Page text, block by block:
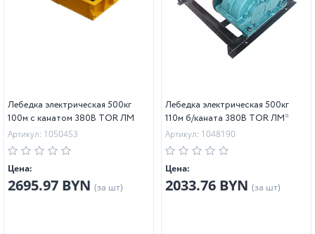
Лебедка электрическая 500кг
100м с канатом 380В TOR ЛМ
Артикул: 1050453
Цена:
2695.97 BYN (за шт)
Лебедка электрическая 500кг
110м б/каната 380В TOR ЛМ*
Артикул: 1048190
Цена:
2033.76 BYN (за шт)